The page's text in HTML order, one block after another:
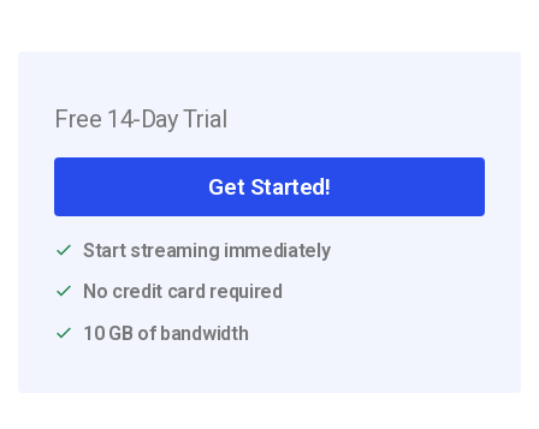
Free 14-Day Trial
Get Started!
Start streaming immediately
No credit card required
10 GB of bandwidth